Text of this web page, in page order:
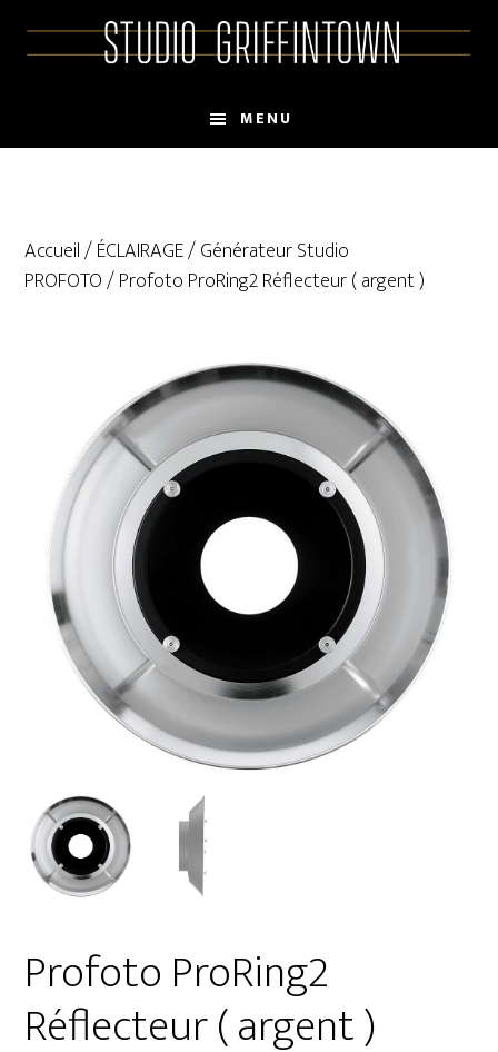
MENU
Accueil/ÉCLAIRAGE/Générateur Studio
PROFOTO/ Profoto ProRing2 Réflecteur ( argent )
Profoto ProRing2
Réflecteur ( argent )